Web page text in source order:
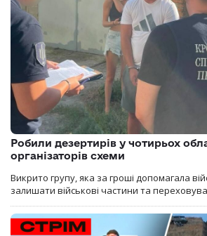
Робили дезертирів у чотирьох
організаторів схеми
Викрито групу, яка за гроші допомагала
залишати військові частини та